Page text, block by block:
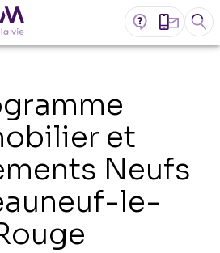
et
Neufs
le-